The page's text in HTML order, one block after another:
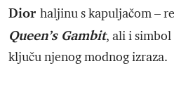
Dior haljinu s kapuljačom –
Queen’s Gambit, ali i
ključu njenog modnog izraza.